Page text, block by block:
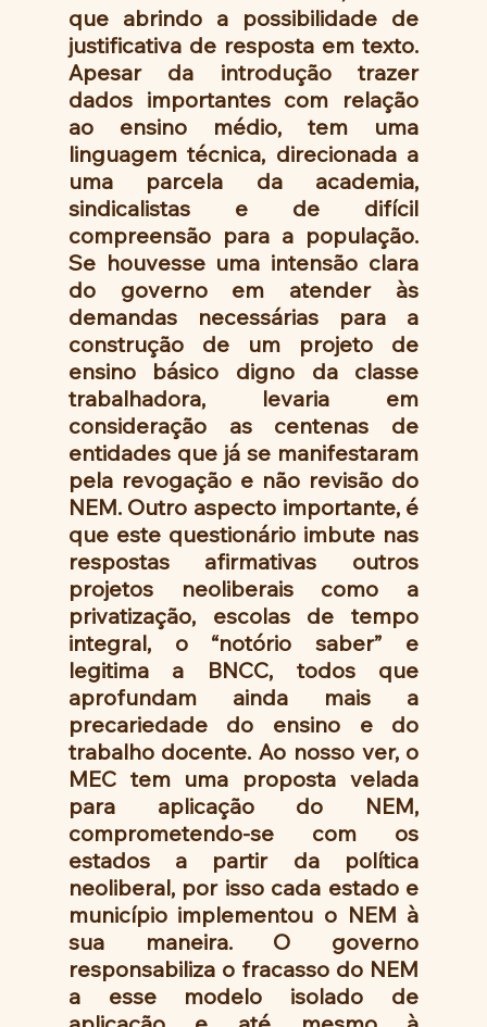
que abrindo a possibilidade de
justificativa de resposta em texto.
Apesar da introdução trazer
dados importantes com relação
ao ensino médio, tem uma
linguagem técnica, direcionada a
uma parcela da academia,
sindicalistas e de difícil
compreensão para a população.
Se houvesse uma intensão clara
do governo em atender às
demandas necessárias para a
construção de um projeto de
ensino básico digno da classe
trabalhadora, levaria em
consideração as centenas de
entidades que já se manifestaram
pela revogação e não revisão do
NEM. Outro aspecto importante, é
que este questionário imbute nas
respostas afirmativas outros
projetos neoliberais como a
privatização, escolas de tempo
integral, o “notório saber” e
legitima a BNCC, todos que
aprofundam ainda mais a
precariedade do ensino e do
trabalho docente. Ao nosso ver, o
MEC tem uma proposta velada
para aplicação do NEM,
comprometendo-se com os
estados a partir da política
neoliberal, por isso cada estado e
município implementou o NEM à
sua maneira. O governo
responsabiliza o fracasso do NEM
a esse modelo isolado de